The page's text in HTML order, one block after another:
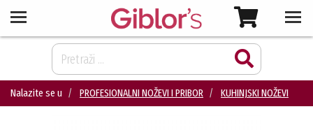
Nalazite se u PROFESIONALNI NOŽEVI I PRIBOR KUHINJSKI NOŽEVI